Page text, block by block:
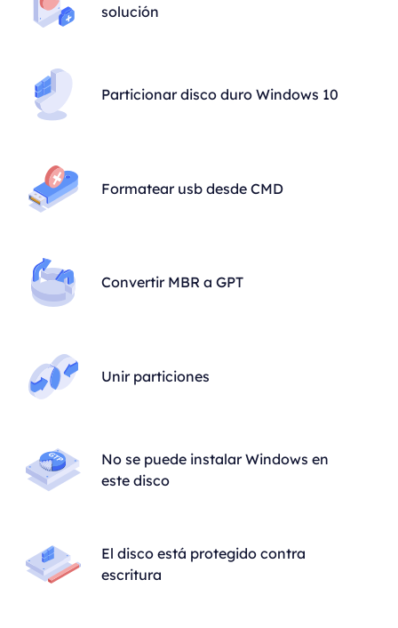
solución
Particionar disco duro Windows 10
Formatear usb desde CMD
Convertir MBR a GPT
Unir particiones
No se puede instalar Windows en
este disco
El disco está protegido contra
escritura